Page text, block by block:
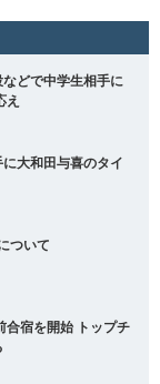
どで中学生相手に
え
大和田与喜のタイ
ついて
合宿を開始 トップチ